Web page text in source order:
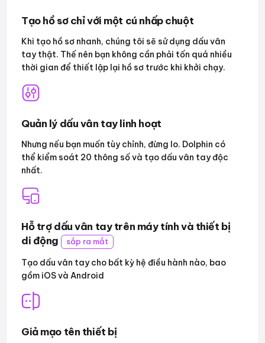
Tạo hồ sơ chỉ với một cú nhấp chuột
Khi tạo hồ sơ nhanh, chúng tôi sẽ sử dụng dấu vân
tay thật. Thế nên bạn không cần phải tốn quá nhiều
thời gian để thiết lập lại hồ sơ trước khi khởi chạy.
Quản lý dấu vân tay linh hoạt
Nhưng nếu bạn muốn tùy chỉnh, đừng lo. Dolphin có
thể kiểm soát 20 thông số và tạo dấu vân tay độc
nhất.
Hỗ trợ dấu vân tay trên máy tính và thiết bị
di động
sắp ra mắt
Tạo dấu vân tay cho bất kỳ hệ điều hành nào, bao
gồm iOS và Android
Giả mạo tên thiết bị